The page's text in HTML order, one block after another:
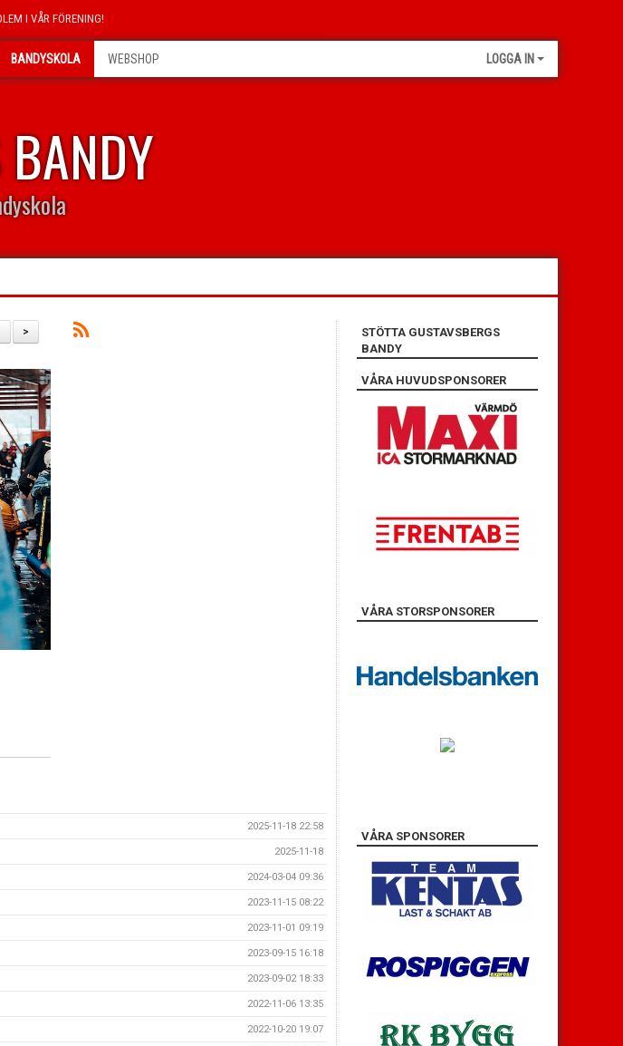
I VÅR FÖRENING!
BANDYSKOLA WEBSHOP LOGGA IN
BANDY
>
2025-11-18 22:58
2025-11-18
2024-03-04 09:36
2023-11-15 08:22
2023-11-01 09:19
2023-09-15 16:18
2023-09-02 18:33
2022-11-06 13:35
2022-10-20 19:07
STÖTTA GUSTAVSBERGS
BANDY
VÅRA HUVUDSPONSORER
VÅRA STORSPONSORER
VÅRA SPONSORER